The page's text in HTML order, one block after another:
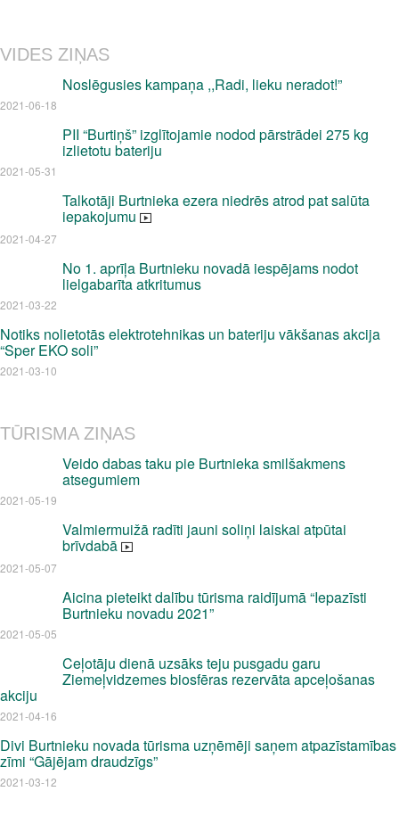
VIDES ZIŅAS
Noslēgusies kampaņa ,,Radi, lieku neradot!”
2021-06-18
PII “Burtiņš” izglītojamie nodod pārstrādei 275 kg
izlietotu bateriju
2021-05-31
Talkotāji Burtnieka ezera niedrēs atrod pat salūta
iepakojumu
2021-04-27
No 1. aprīļa Burtnieku novadā iespējams nodot
lielgabarīta atkritumus
2021-03-22
Notiks nolietotās elektrotehnikas un bateriju vākšanas akcija
“Sper EKO soli”
2021-03-10
TŪRISMA ZIŅAS
Veido dabas taku pie Burtnieka smilšakmens
atsegumiem
2021-05-19
Valmiermuižā radīti jauni soliņi laiskai atpūtai
brīvdabā
2021-05-07
Aicina pieteikt dalību tūrisma raidījumā “Iepazīsti
Burtnieku novadu 2021”
2021-05-05
Ceļotāju dienā uzsāks teju pusgadu garu
Ziemeļvidzemes biosfēras rezervāta apceļošanas
akciju
2021-04-16
Divi Burtnieku novada tūrisma uzņēmēji saņem atpazīstamības
zīmi “Gājējam draudzīgs”
2021-03-12